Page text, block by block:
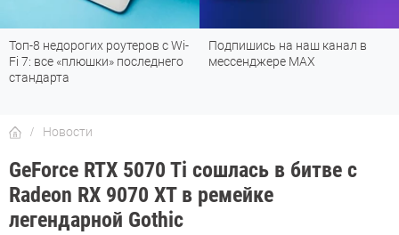
Топ-8 недорогих роутеров с Wi-
Fi 7: все «плюшки» последнего
стандарта
Подпишись на наш канал в
мессенджере МАХ
Новости
GeForce RTX 5070 Ti сошлась в битве с
Radeon RX 9070 XT в ремейке
легендарной Gothic